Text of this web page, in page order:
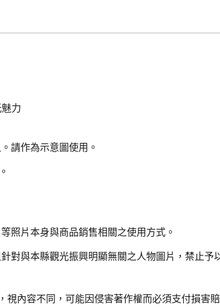
力
請作為示意圖使用。
照片本身與商品銷售相關之使用方式。
對與本縣觀光振興明顯無關之人物圖片，禁止予
內容不同，可能因侵害著作權而必須支付損害賠